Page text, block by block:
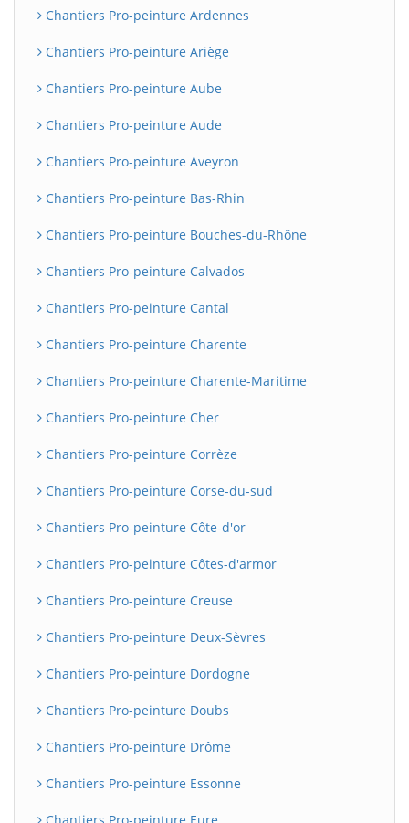
Chantiers Pro-peinture Ardennes
Chantiers Pro-peinture Ariège
Chantiers Pro-peinture Aube
Chantiers Pro-peinture Aude
Chantiers Pro-peinture Aveyron
Chantiers Pro-peinture Bas-Rhin
Chantiers Pro-peinture Bouches-du-Rhône
Chantiers Pro-peinture Calvados
Chantiers Pro-peinture Cantal
Chantiers Pro-peinture Charente
Chantiers Pro-peinture Charente-Maritime
Chantiers Pro-peinture Cher
Chantiers Pro-peinture Corrèze
Chantiers Pro-peinture Corse-du-sud
Chantiers Pro-peinture Côte-d'or
Chantiers Pro-peinture Côtes-d'armor
Chantiers Pro-peinture Creuse
Chantiers Pro-peinture Deux-Sèvres
Chantiers Pro-peinture Dordogne
Chantiers Pro-peinture Doubs
Chantiers Pro-peinture Drôme
Chantiers Pro-peinture Essonne